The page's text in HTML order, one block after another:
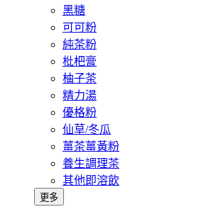
黑糖
可可粉
純茶粉
枇杷膏
柚子茶
精力湯
優格粉
仙草/冬瓜
薑茶薑黃粉
養生調理茶
其他即溶飲
更多